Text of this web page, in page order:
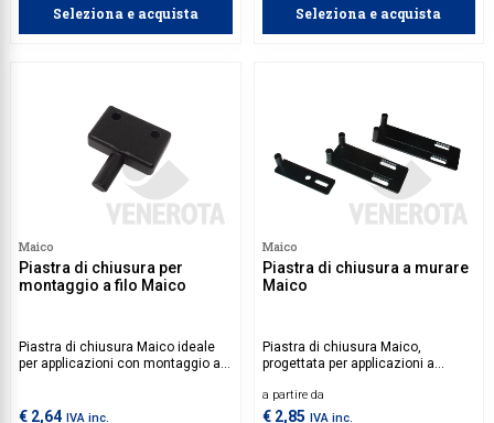
Seleziona e acquista Seleziona e acquista
Maico
Piastra di chiusura per
montaggio a filo Maico
Piastra di chiusura Maico ideale
per applicazioni con montaggio a
€ 2,64 IVA inc.
Maico
Piastra di chiusura a murare
Maico
Piastra di chiusura Maico,
progettata per applicazioni a
a partire da
€ 2,85 IVA inc.